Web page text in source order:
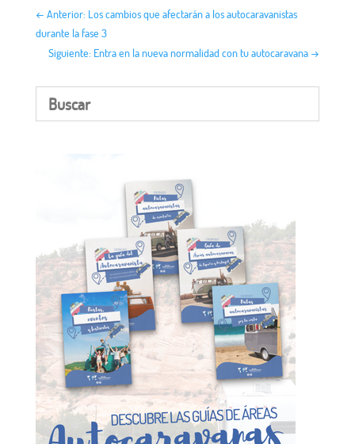
← Anterior: Los cambios que afectarán a los autocaravanistas
durante la fase 3
Siguiente: Entra en la nueva normalidad con tu autocaravana →